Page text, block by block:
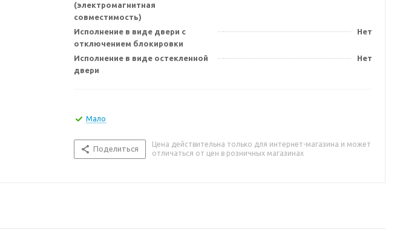
(электромагнитная
совместимость)
Исполнение в виде двери с
отключением блокировки
Нет
Исполнение в виде остекленной
двери
Нет
Мало
Поделиться
Цена действительна только для интернет-магазина и может
отличаться от цен в розничных магазинах